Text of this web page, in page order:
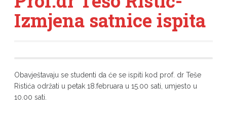
Izmjena satnice ispita
Obavještavaju se studenti da će se ispiti kod prof. dr Teše
Ristića održati u petak 18.februara u 15.00 sati, umjesto u
10.00 sati.